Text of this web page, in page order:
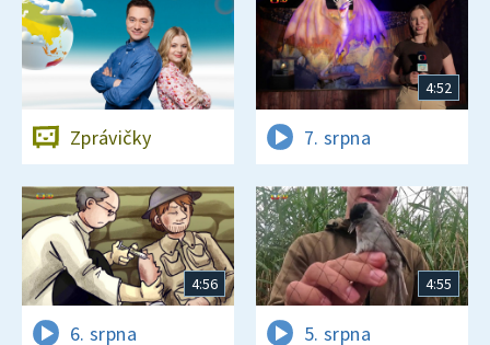
Zprávičky
4:52
7. srpna
4:56
6. srpna
4:55
5. srpna